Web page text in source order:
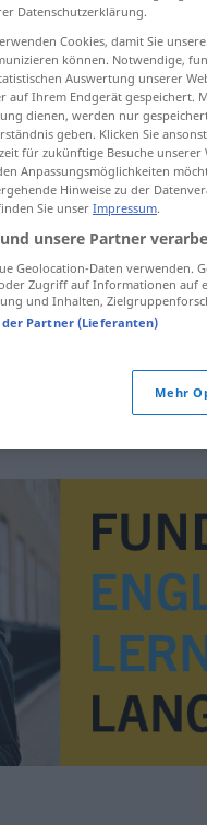
antippen)
Umsetzung
Datenschutzerklärung.
Cookies, damit Sie
können. Notwendige,
Auswertung unserer
auf Ihrem Endgerät gespeichert.
dienen, werden nur
geben. Klicken Sie
für zukünftige Besuche
Anpassungsmöglichkeiten
Hinweise zu der
Sie unser Impressum.
unsere Partner
Geolocation-Daten verwenden.
Zugriff auf Informationen auf
und Inhalten,
der Partner (Lieferanten)
Mehr